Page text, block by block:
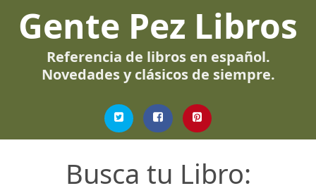
Gente Pez Libros
Referencia de libros en español.
Novedades y clásicos de siempre.
Busca tu Libro: